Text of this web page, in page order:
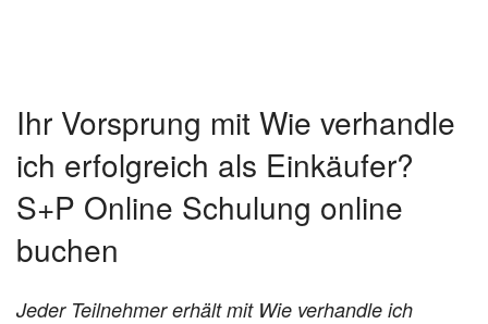
Ihr Vorsprung mit Wie verhandle
ich erfolgreich als Einkäufer?
S+P Online Schulung online
buchen
Jeder Teilnehmer erhält mit Wie verhandle ich